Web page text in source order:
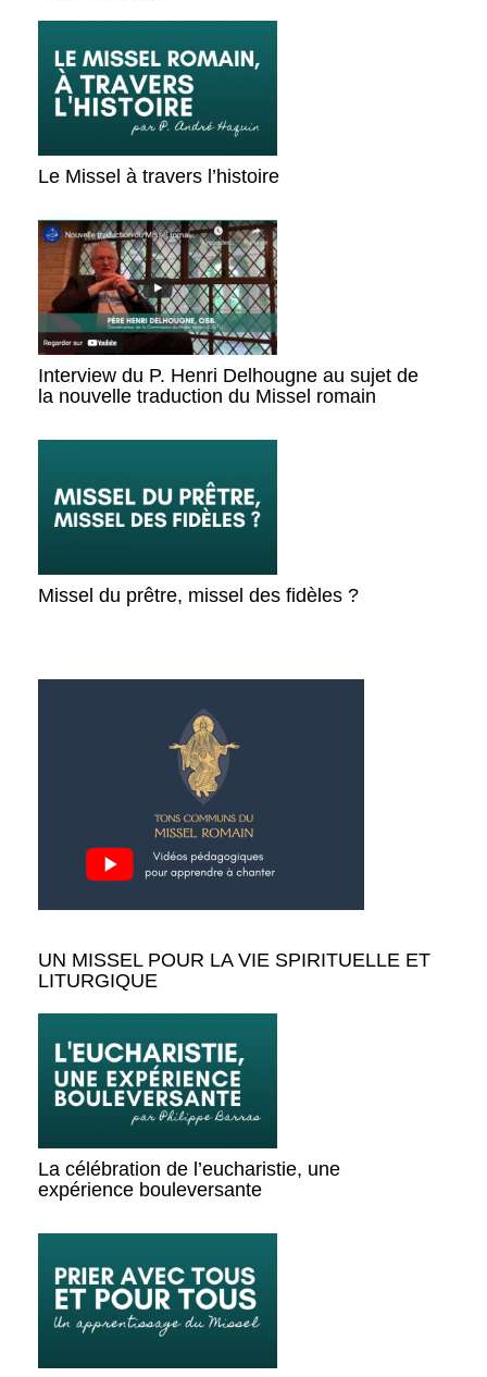
Le Missel à travers l’histoire
Interview du P. Henri Delhougne au sujet de
la nouvelle traduction du Missel romain
Missel du prêtre, missel des fidèles ?
UN MISSEL POUR LA VIE SPIRITUELLE ET
LITURGIQUE
La célébration de l’eucharistie, une
expérience bouleversante